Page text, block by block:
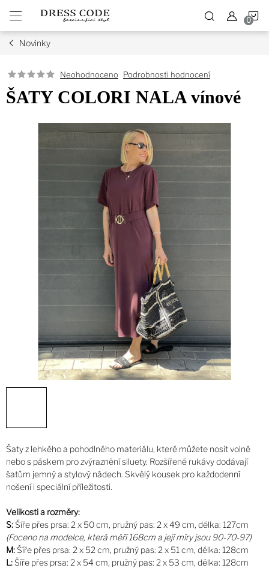
obsah
Novinky
Neohodnoceno Podrobnosti hodnocení
ŠATY COLORI NALA vínové
Šaty z lehkého a pohodlného materiálu, které můžete nosit volně
nebo s páskem pro zvýraznění siluety. Rozšířené rukávy dodávají
šatům jemný a stylový nádech. Skvělý kousek pro každodenní
nošení i speciální příležitosti.
Velikosti a rozměry:
S: Šíře přes prsa: 2 x 50 cm, pružný pas: 2 x 49 cm, délka: 127cm
(Foceno na modelce, která měří 168cm a její míry jsou 90-70-97)
M: Šíře přes prsa: 2 x 52 cm, pružný pas: 2 x 51 cm, délka: 128cm
L: Šíře přes prsa: 2 x 54 cm, pružný pas: 2 x 53 cm, délka: 128cm